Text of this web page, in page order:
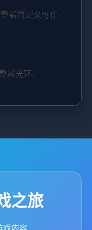
新自定义可任
新光环.
之旅